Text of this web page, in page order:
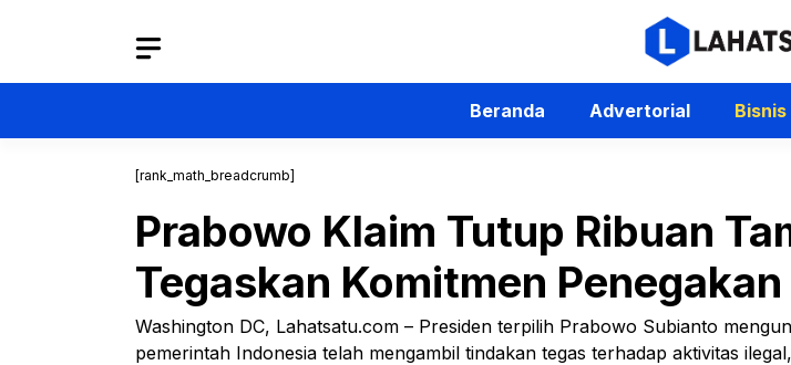
Beranda Advertorial Bisnis
[rank_math_breadcrumb]
Prabowo Klaim Tutup Ribuan
Tegaskan Komitmen
Washington DC, Lahatsatu.com – Presiden terpilih Prabowo Subianto
pemerintah Indonesia telah mengambil tindakan tegas terhadap aktivitas